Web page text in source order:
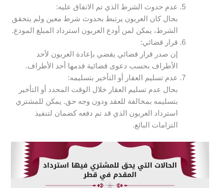
عدم حدوث الشرط الذي تم الاتفاق عليه:
بحال كان العربون يرتبط بحدوث شرط معين ولم يتحقق
الشرط، يمكن لمن أودع العربون استرداد المبلغ المودع.
قرار قضائي:
إن صدر قرار قضائي يقضي بإعادة العربون لأحد
الأطراف بحسب دعوى قضائية قدمها أحد الأطراف.
عدم تسليم العقار أو التأخير بتسليمه:
بحال عدم تسليم العقار خلال الوقت المحدد أو التأخير
بتسليمه بمخالفة للعقد ودون وجه حق. يمكن للمشتري
استرداد العربون الذي قد تم دفعه كضمان لتنفيذ
التزامات البائع.